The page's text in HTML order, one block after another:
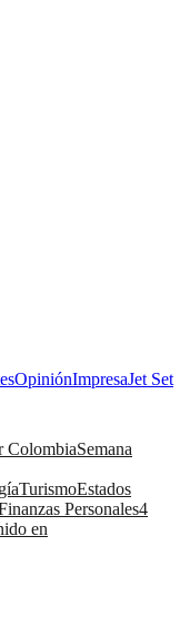
OpiniónImpresaJet Set
ColombiaSemana
TurismoEstados
Personales4
en